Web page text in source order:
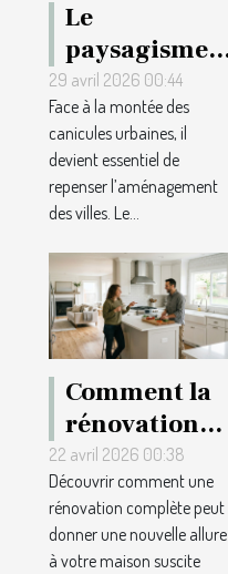
Le
paysagisme
comme
solution aux
canicules
urbaines :
repères et
29 avril 2026 00:44
Face à la montée des
canicules urbaines, il
devient essentiel de
repenser l’aménagement
des villes. Le...
Comment la
rénovation
complète
valorise-t-elle
votre maison
?
22 avril 2026 00:38
Découvrir comment une
rénovation complète peut
donner une nouvelle allure
à votre maison suscite